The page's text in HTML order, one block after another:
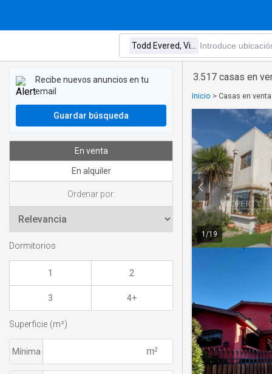
3.517 casas en
Inicio > Casas en
1/19
Recibe nuevos anuncios en tu
email
Guardar búsqueda
En venta
En alquiler
Ordenar por:
Dormitorios
1 2
3 4+
Superficie (m²)
Mínima